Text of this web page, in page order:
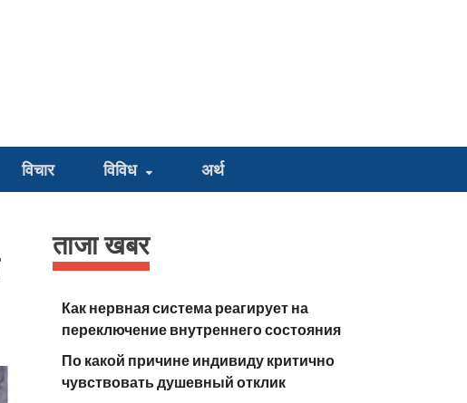
विचार विविध अर्थ
ताजा खबर
Как нервная система реагирует на
переключение внутреннего состояния
По какой причине индивиду критично
чувствовать душевный отклик